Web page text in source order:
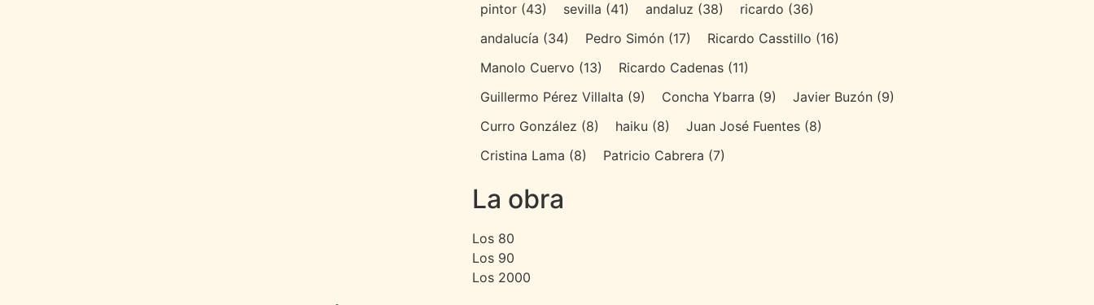
pintor (43) sevilla (41) andaluz (38) ricardo (36)
andalucía (34) Pedro Simón (17) Ricardo Casstillo (16)
Manolo Cuervo (13) Ricardo Cadenas (11)
Guillermo Pérez Villalta (9) Concha Ybarra (9) Javier Buzón (9)
Curro González (8) haiku (8) Juan José Fuentes (8)
Cristina Lama (8) Patricio Cabrera (7)
La obra
Los 80
Los 90
Los 2000